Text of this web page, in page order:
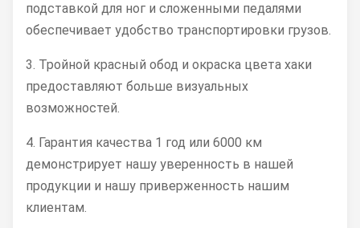
подставкой для ног и сложенными педалями
обеспечивает удобство транспортировки грузов.
3. Тройной красный обод и окраска цвета хаки
предоставляют больше визуальных
возможностей.
4. Гарантия качества 1 год или 6000 км
демонстрирует нашу уверенность в нашей
продукции и нашу приверженность нашим
клиентам.